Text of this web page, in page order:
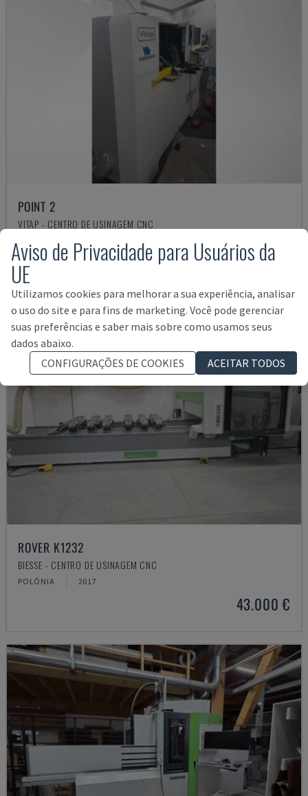
POINT 2
VITAP - CENTRO DE USINAGEM CNC
12.000 €
ROVER K1232
BIESSE - CENTRO DE USINAGEM CNC
POLÓNIA 2017
43.000 €
Aviso de Privacidade para Usuários da
UE
Utilizamos cookies para melhorar a sua experiência, analisar
o uso do site e para fins de marketing. Você pode gerenciar
suas preferências e saber mais sobre como usamos seus
dados abaixo.
CONFIGURAÇÕES DE COOKIES
ACEITAR TODOS